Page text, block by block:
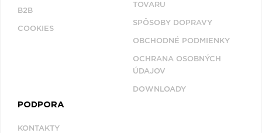
B2B
COOKIES
TOVARU
SPÔSOBY DOPRAVY
OBCHODNÉ PODMIENKY
OCHRANA OSOBNÝCH
ÚDAJOV
DOWNLOADY
PODPORA
KONTAKTY